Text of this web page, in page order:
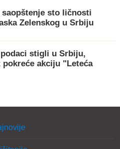
saopštenje sto ličnosti
Zelenskog u Srbiju
podaci stigli u Srbiju,
pokreće akciju "Leteća